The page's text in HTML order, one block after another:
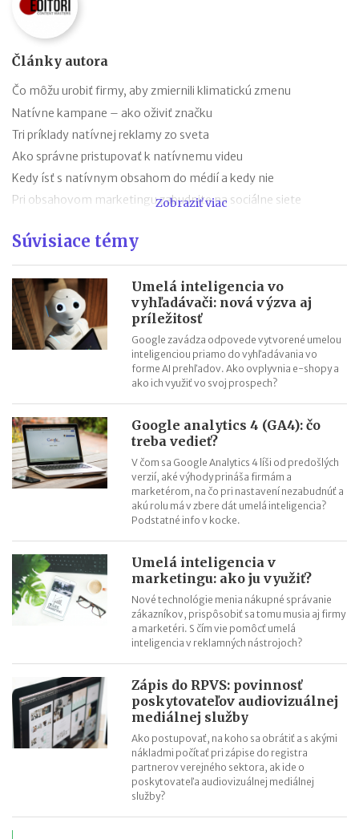
Články autora
Čo môžu urobiť firmy, aby zmiernili klimatickú zmenu
Natívne kampane – ako oživiť značku
Tri príklady natívnej reklamy zo sveta
Ako správne pristupovať k natívnemu videu
Kedy ísť s natívnym obsahom do médií a kedy nie
Pri obsahovom marketingu zabudnite na sociálne siete
Ako tvorba obsahu nahradí prieskum trhu
Ako urobiť persóny tak, aby natívna reklama fungovala
Natívna reklama: Kedy bude váš obsah inšpirovať
Zobraziť viac
Súvisiace témy
Umelá inteligencia vo
vyhľadávači: nová výzva aj
príležitosť
Google zavádza odpovede vytvorené umelou
inteligenciou priamo do vyhľadávania vo
forme AI prehľadov. Ako ovplyvnia e-shopy a
ako ich využiť vo svoj prospech?
Google analytics 4 (GA4): čo
treba vedieť?
V čom sa Google Analytics 4 líši od predošlých
verzií, aké výhody prináša firmám a
marketérom, na čo pri nastavení nezabudnúť a
akú rolu má v zbere dát umelá inteligencia?
Podstatné info v kocke.
Umelá inteligencia v
marketingu: ako ju využiť?
Nové technológie menia nákupné správanie
zákazníkov, prispôsobiť sa tomu musia aj firmy
a marketéri. S čím vie pomôcť umelá
inteligencia v reklamných nástrojoch?
Zápis do RPVS: povinnosť
poskytovateľov audiovizuálnej
mediálnej služby
Ako postupovať, na koho sa obrátiť a s akými
nákladmi počítať pri zápise do registra
partnerov verejného sektora, ak ide o
poskytovateľa audiovizuálnej mediálnej
služby?